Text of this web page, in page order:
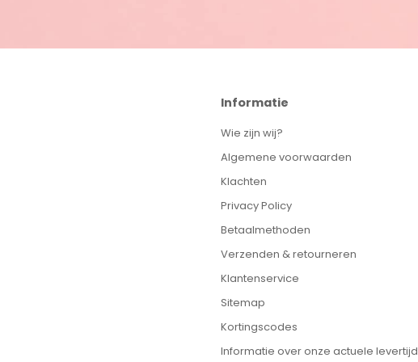
Placemat Hoes de ideale keuze voor ouders die
een hygiënische en comfortabele
na elke maaltijd? Dat is verleden tijd met de Dutsi
is gemakkelijk schoon te maken, heeft een
duurzaam en kleurvast materiaal. Bestel nu en
Leg de placemat op de zitting van de kinderstoel
de zijkanten van de stoel zitten. De placemat blijft
zijn gemaakt van 100% food grade siliconen
Informatie
Wie zijn wij?
Algemene voorwaarden
Klachten
Privacy Policy
Betaalmethoden
Verzenden & retourneren
Klantenservice
Sitemap
Kortingscodes
Informatie over onze actuele levertijd